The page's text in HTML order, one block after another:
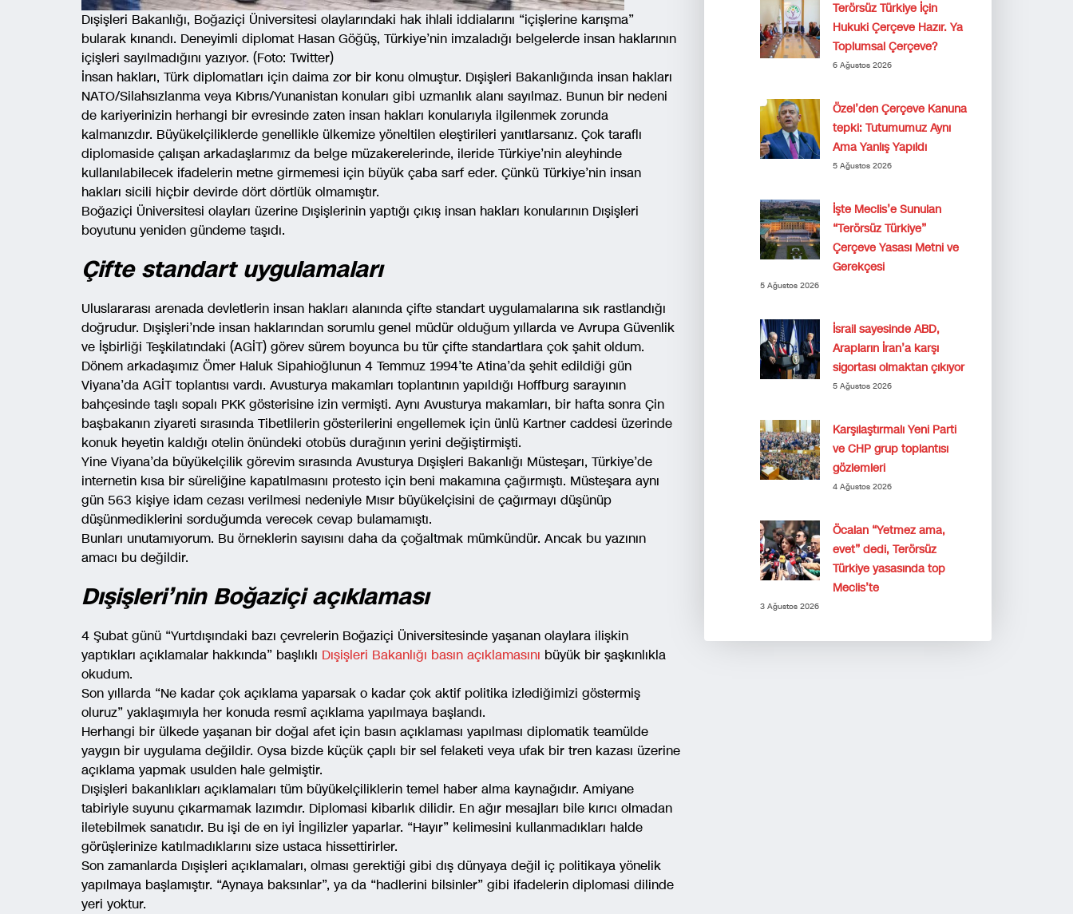
Dışişleri Bakanlığı, Boğaziçi Üniversitesi olaylarındaki hak ihlali iddialarını “içişlerine karışma”
bularak kınandı. Deneyimli diplomat Hasan Göğüş, Türkiye’nin imzaladığı belgelerde insan haklarının
içişleri sayılmadığını yazıyor. (Foto: Twitter)
İnsan hakları, Türk diplomatları için daima zor bir konu olmuştur. Dışişleri Bakanlığında insan hakları
NATO/Silahsızlanma veya Kıbrıs/Yunanistan konuları gibi uzmanlık alanı sayılmaz. Bunun bir nedeni
de kariyerinizin herhangi bir evresinde zaten insan hakları konularıyla ilgilenmek zorunda
kalmanızdır. Büyükelçiliklerde genellikle ülkemize yöneltilen eleştirileri yanıtlarsanız. Çok taraflı
diplomaside çalışan arkadaşlarımız da belge müzakerelerinde, ileride Türkiye’nin aleyhinde
kullanılabilecek ifadelerin metne girmemesi için büyük çaba sarf eder. Çünkü Türkiye’nin insan
hakları sicili hiçbir devirde dört dörtlük olmamıştır.
Boğaziçi Üniversitesi olayları üzerine Dışişlerinin yaptığı çıkış insan hakları konularının Dışişleri
boyutunu yeniden gündeme taşıdı.
Çifte standart uygulamaları
Uluslararası arenada devletlerin insan hakları alanında çifte standart uygulamalarına sık rastlandığı
doğrudur. Dışişleri’nde insan haklarından sorumlu genel müdür olduğum yıllarda ve Avrupa Güvenlik
ve İşbirliği Teşkilatındaki (AGİT) görev sürem boyunca bu tür çifte standartlara çok şahit oldum.
Dönem arkadaşımız Ömer Haluk Sipahioğlunun 4 Temmuz 1994’te Atina’da şehit edildiği gün
Viyana’da AGİT toplantısı vardı. Avusturya makamları toplantının yapıldığı Hoffburg sarayının
bahçesinde taşlı sopalı PKK gösterisine izin vermişti. Aynı Avusturya makamları, bir hafta sonra Çin
başbakanın ziyareti sırasında Tibetlilerin gösterilerini engellemek için ünlü Kartner caddesi üzerinde
konuk heyetin kaldığı otelin önündeki otobüs durağının yerini değiştirmişti.
Yine Viyana’da büyükelçilik görevim sırasında Avusturya Dışişleri Bakanlığı Müsteşarı, Türkiye’de
internetin kısa bir süreliğine kapatılmasını protesto için beni makamına çağırmıştı. Müsteşara aynı
gün 563 kişiye idam cezası verilmesi nedeniyle Mısır büyükelçisini de çağırmayı düşünüp
düşünmediklerini sorduğumda verecek cevap bulamamıştı.
Bunları unutamıyorum. Bu örneklerin sayısını daha da çoğaltmak mümkündür. Ancak bu yazının
amacı bu değildir.
Dışişleri’nin Boğaziçi açıklaması
4 Şubat günü “Yurtdışındaki bazı çevrelerin Boğaziçi Üniversitesinde yaşanan olaylara ilişkin
yaptıkları açıklamalar hakkında” başlıklı Dışişleri Bakanlığı basın açıklamasını büyük bir şaşkınlıkla
okudum.
Son yıllarda “Ne kadar çok açıklama yaparsak o kadar çok aktif politika izlediğimizi göstermiş
oluruz” yaklaşımıyla her konuda resmî açıklama yapılmaya başlandı.
Herhangi bir ülkede yaşanan bir doğal afet için basın açıklaması yapılması diplomatik teamülde
yaygın bir uygulama değildir. Oysa bizde küçük çaplı bir sel felaketi veya ufak bir tren kazası üzerine
açıklama yapmak usulden hale gelmiştir.
Dışişleri bakanlıkları açıklamaları tüm büyükelçiliklerin temel haber alma kaynağıdır. Amiyane
tabiriyle suyunu çıkarmamak lazımdır. Diplomasi kibarlık dilidir. En ağır mesajları bile kırıcı olmadan
iletebilmek sanatıdır. Bu işi de en iyi İngilizler yaparlar. “Hayır” kelimesini kullanmadıkları halde
görüşlerinize katılmadıklarını size ustaca hissettirirler.
Son zamanlarda Dışişleri açıklamaları, olması gerektiği gibi dış dünyaya değil iç politikaya yönelik
yapılmaya başlamıştır. “Aynaya baksınlar”, ya da “hadlerini bilsinler” gibi ifadelerin diplomasi dilinde
yeri yoktur.
Terörsüz Türkiye İçin
Hukuki Çerçeve Hazır. Ya
Toplumsal Çerçeve?
6 Ağustos 2026
Özel’den Çerçeve Kanuna
tepki: Tutumumuz Aynı
Ama Yanlış Yapıldı
5 Ağustos 2026
İşte Meclis’e Sunulan
“Terörsüz Türkiye”
Çerçeve Yasası Metni ve
Gerekçesi
5 Ağustos 2026
İsrail sayesinde ABD,
Arapların İran’a karşı
sigortası olmaktan çıkıyor
5 Ağustos 2026
Karşılaştırmalı Yeni Parti
ve CHP grup toplantısı
gözlemleri
4 Ağustos 2026
Öcalan “Yetmez ama,
evet” dedi, Terörsüz
Türkiye yasasında top
Meclis’te
3 Ağustos 2026